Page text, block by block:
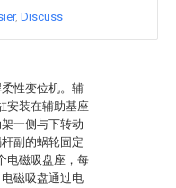
性变位机。辅
安装在辅助基座
一侧与下转动
副的蜗轮固定
电磁吸盘座，每
磁吸盘通过电
Discuss